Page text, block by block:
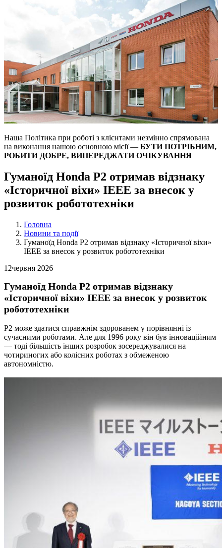
Наша Політика при роботі з клієнтами незмінно спрямована
на виконання нашою основною місії — БУТИ ПОТРІБНИМ,
РОБИТИ ДОБРЕ, ВИПЕРЕДЖАТИ ОЧІКУВАННЯ
Гуманоїд Honda P2 отримав відзнаку
«Історичної віхи» IEEE за внесок у
розвиток робототехніки
Головна
Новини та події
Гуманоїд Honda P2 отримав відзнаку «Історичної віхи»
IEEE за внесок у розвиток робототехніки
12червня 2026
Гуманоїд Honda P2 отримав відзнаку
«Історичної віхи» IEEE за внесок у розвиток
робототехніки
P2 може здатися справжнім здорованем у порівнянні із
сучасними роботами. Але для 1996 року він був інноваційним
— тоді більшість інших розробок зосереджувалися на
чотириногих або колісних роботах з обмеженою
автономністю.